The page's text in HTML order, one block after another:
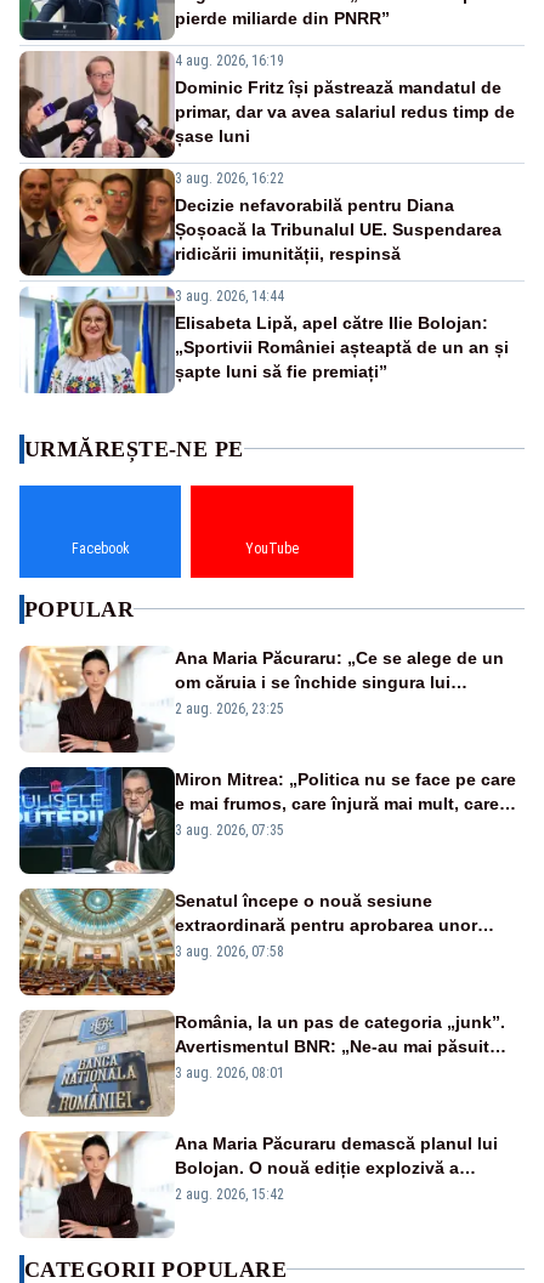
pierde miliarde din PNRR”
4 aug. 2026, 16:19
Dominic Fritz își păstrează mandatul de
primar, dar va avea salariul redus timp de
șase luni
3 aug. 2026, 16:22
Decizie nefavorabilă pentru Diana
Șoșoacă la Tribunalul UE. Suspendarea
ridicării imunității, respinsă
3 aug. 2026, 14:44
Elisabeta Lipă, apel către Ilie Bolojan:
„Sportivii României așteaptă de un an și
șapte luni să fie premiați”
URMĂREȘTE-NE PE
Facebook YouTube
POPULAR
Ana Maria Păcuraru: „Ce se alege de un
om căruia i se închide singura lui
portiță?”
2 aug. 2026, 23:25
Miron Mitrea: „Politica nu se face pe care
e mai frumos, care înjură mai mult, care
țipă mai tare, ci pe proiecte”
3 aug. 2026, 07:35
Senatul începe o nouă sesiune
extraordinară pentru aprobarea unor
jaloane din PNRR
3 aug. 2026, 07:58
România, la un pas de categoria „junk”.
Avertismentul BNR: „Ne-au mai păsuit
pentru câteva luni”
3 aug. 2026, 08:01
Ana Maria Păcuraru demască planul lui
Bolojan. O nouă ediție explozivă a
emisiunii „Miza Zilei” la Realitatea PLUS
2 aug. 2026, 15:42
CATEGORII POPULARE